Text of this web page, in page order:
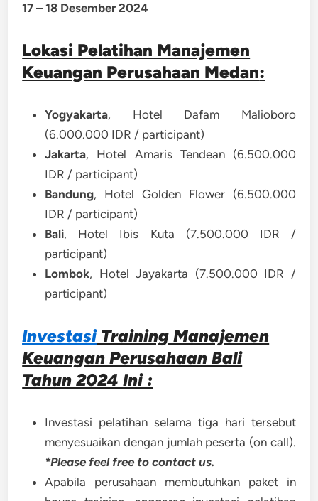
17 – 18 Desember 2024
Lokasi Pelatihan Manajemen
Keuangan Perusahaan Medan:
Yogyakarta, Hotel Dafam Malioboro
(6.000.000 IDR / participant)
Jakarta, Hotel Amaris Tendean (6.500.000
IDR / participant)
Bandung, Hotel Golden Flower (6.500.000
IDR / participant)
Bali, Hotel Ibis Kuta (7.500.000 IDR /
participant)
Lombok, Hotel Jayakarta (7.500.000 IDR /
participant)
InvestasiTraining Manajemen
Keuangan Perusahaan Bali
Tahun 2024 Ini :
Investasi pelatihan selama tiga hari tersebut
menyesuaikan dengan jumlah peserta (on call).
*Please feel free to contact us.
Apabila perusahaan membutuhkan paket in